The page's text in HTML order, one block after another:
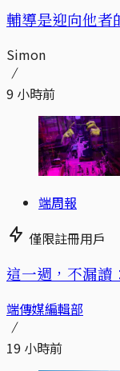
輔導是迎向他
Simon
9 小時前
端周報
僅限註冊用戶
這一週，不漏讀
端傳媒編輯部
19 小時前